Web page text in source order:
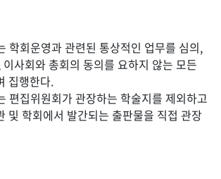
학회운영과 관련된 통상적인 업무를 심의,
사회와 총회의 동의를 요하지 않는 모든
집행한다.
편집위원회가 관장하는 학술지를 제외하고
및 학회에서 발간되는 출판물을 직접 관장